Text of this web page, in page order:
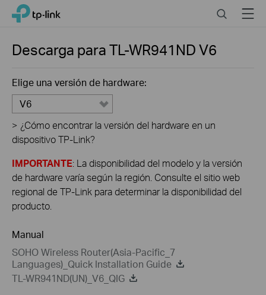
Click
navigation
TP-Link, Reliably Smart SearchMenu
Descarga paraTL-WR941NDV6
Elige una versión de hardware:
V6
> ¿Cómo encontrar la versión del hardware en un
dispositivo TP-Link?
IMPORTANTE: La disponibilidad del modelo y la versión
de hardware varía según la región. Consulte el sitio web
regional de TP-Link para determinar la disponibilidad del
producto.
Manual
SOHO Wireless Router(Asia-Pacific_7
Languages)_Quick Installation Guide
TL-WR941ND(UN)_V6_QIG